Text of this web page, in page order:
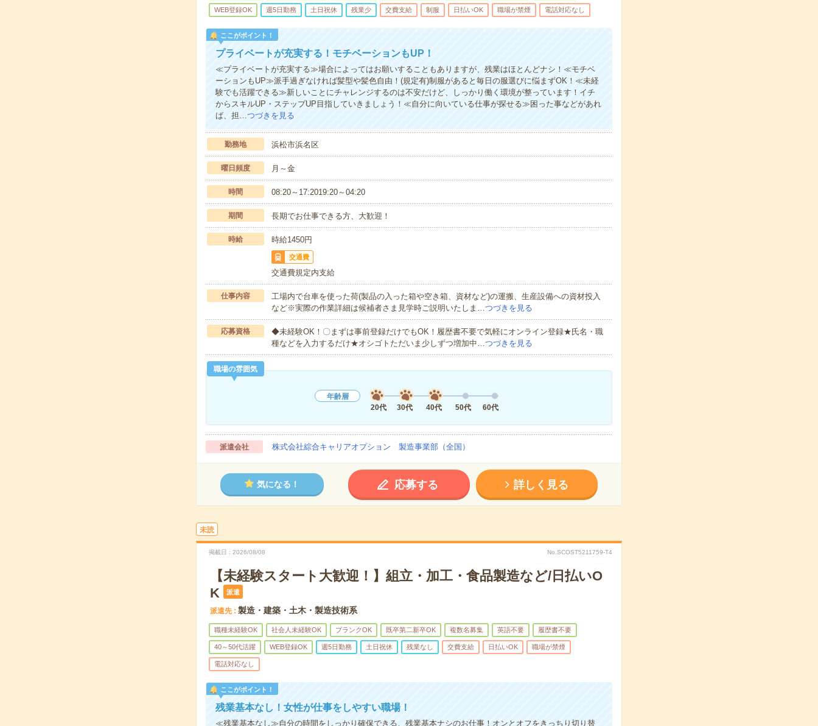
WEB登録OK 週5日勤務 土日祝休 残業少 交費支給 制服 日払いOK 職場が禁煙 電話対応なし
ここがポイント！
プライベートが充実する！モチベーションもUP！
≪プライベートが充実する≫場合によってはお願いすることもありますが、残業はほとんどナシ！≪モチベ
ーションもUP≫派手過ぎなければ髪型や髪色自由！(規定有)制服があると毎日の服選びに悩まずOK！≪未経
験でも活躍できる≫新しいことにチャレンジするのは不安だけど、しっかり働く環境が整っています！イチ
からスキルUP・ステップUP目指していきましょう！≪自分に向いている仕事が探せる≫困った事などがあれ
ば、担…つづきを見る
勤務地 浜松市浜名区
曜日頻度 月～金
時間 08:20～17:2019:20～04:20
期間 長期でお仕事できる方、大歓迎！
時給 時給1450円
交通費
交通費規定内支給
仕事内容
工場内で台車を使った荷(製品の入った箱や空き箱、資材など)の運搬、生産設備への資材投入
など※実際の作業詳細は候補者さま見学時ご説明いたしま…つづきを見る
応募資格
◆未経験OK！〇まずは事前登録だけでもOK！履歴書不要で気軽にオンライン登録★氏名・職
種などを入力するだけ★オシゴトただいま少しずつ増加中…つづきを見る
職場の雰囲気
年齢層
20代
30代 40代 50代 60代
派遣会社 株式会社綜合キャリアオプション 製造事業部（全国）
気になる！ 応募する 詳しく見る
未読
掲載日 2026/08/08 No.SCOST5211759-T4
【未経験スタート大歓迎！】組立・加工・食品製造など/日払いO
K
派遣
派遣先 製造・建築・土木・製造技術系
職種未経験OK 社会人未経験OK ブランクOK 既卒第二新卒OK 複数名募集 英語不要 履歴書不要
40～50代活躍 WEB登録OK 週5日勤務 土日祝休 残業なし 交費支給 日払いOK 職場が禁煙
電話対応なし
ここがポイント！
残業基本なし！女性が仕事をしやすい職場！
≪残業基本なし≫自分の時間をしっかり確保できる、残業基本ナシのお仕事！オンとオフをきっちり切り替